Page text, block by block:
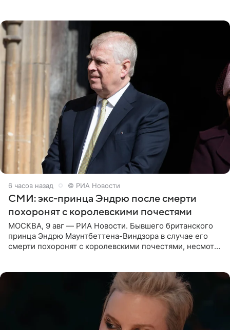
6 часов назад © РИА Новости
СМИ: экс-принца Эндрю после смерти
похоронят с королевскими почестями
МОСКВА, 9 авг — РИА Новости. Бывшего британского
принца Эндрю Маунтбеттена-Виндзора в случае его
смерти похоронят с королевскими почестями, несмотря